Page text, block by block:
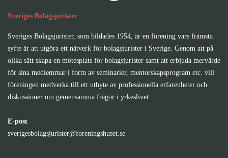
Sveriges Bolagsjurister
Sveriges Bolagsjurister, som bildades 1954, är en förening vars främsta
syfte är att utgöra ett nätverk för bolagsjurister i Sverige. Genom att på
olika sätt skapa en mötesplats för bolagsjurister samt att erbjuda mervärde
för sina medlemmar i form av seminarier, mentorskapsprogram etc. vill
föreningen medverka till ett utbyte av professionella erfarenheter och
diskussioner om gemensamma frågor i yrkeslivet.
E-post
sverigesbolagsjurister@foreningshuset.se